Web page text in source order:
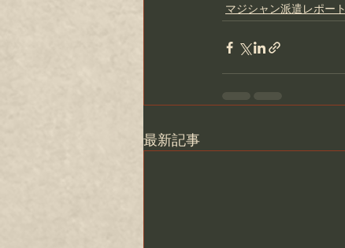
マジシャン派遣レポート
最新記事